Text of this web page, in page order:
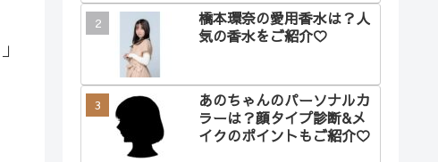
」
橋本環奈の愛用香水は？人
気の香水をご紹介♡
あのちゃんのパーソナルカ
ラーは？顔タイプ診断&メ
イクのポイントもご紹介♡